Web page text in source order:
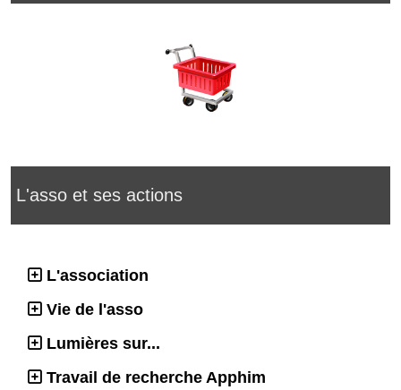
L'asso et ses actions
L'association
Vie de l'asso
Lumières sur...
Travail de recherche Apphim